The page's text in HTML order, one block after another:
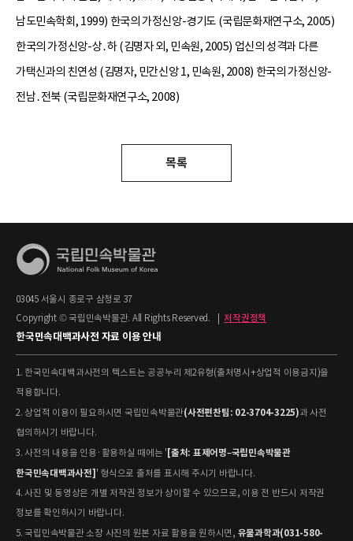
남도민속학회, 1999) 한국의 가정신앙-경기도 (국립문화재연구소, 2005)
한국의 가정신앙-상․하 (김명자 외, 민속원, 2005) 업신의 성격과 다른
가택신과의 친연성 (김명자, 민간신앙 1, 민속원, 2008) 한국의 가정신앙-
전남․전북 (국립문화재연구소, 2008)
목록
03045 서울시 종로구 삼청로 37
Copyright © 국립민속박물관. All Rights Reserved.
저작권정책
한국민속대백과사전 자료 이용 안내
1. 한국민속대백과사전의 텍스트는 공공누리 제2유형(출처명시+상업적 이용금지)을
적용합니다.
2. 상업적 이용이 필요하시면 국립민속박물관(사전편찬팀: 02-3704-3225)과 사전
협의하시기 바랍니다.
3. 사전의 내용을 인용·활용하실 때에는 ' [출처: 표제어명–국립민속박물관
한국민속대백과사전] ' 형식으로 출처를 표시해 주시기 바랍니다.
4. 사진 및 동영상은 개별 저작권 정보가 상이할 수 있으므로, 이용 전 반드시 저작권
정보를 확인하시기 바랍니다.
5. 국립민속박물관 소장 사진의 원본 자료 활용을 원하시면, 유물과학과(031-580-